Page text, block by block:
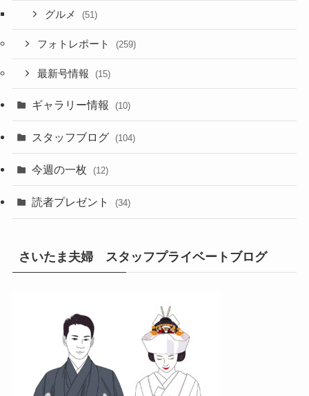
グルメ (51)
フォトレポート (259)
最新号情報 (15)
ギャラリー情報 (10)
スタッフブログ (104)
今週の一枚 (12)
読者プレゼント (34)
さいたま夫婦 スタッフプライベートブログ